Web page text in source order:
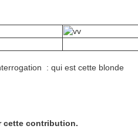
: qui est cette blonde
cette contribution.